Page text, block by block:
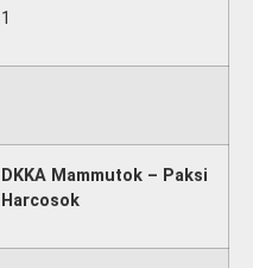
1
DKKA Mammutok – Paksi
Harcosok